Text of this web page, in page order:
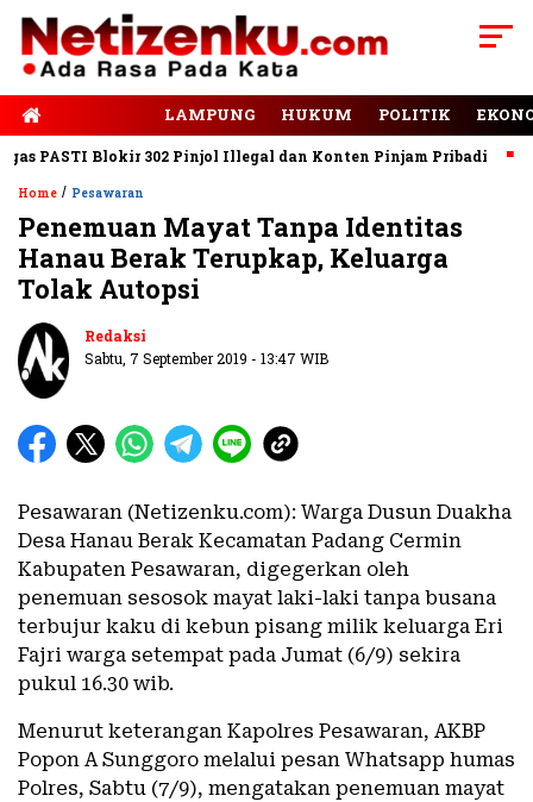
LAMPUNG HUKUM POLITIK
PASTI Blokir 302 Pinjol Illegal dan Konten Pinjam Pribadi
Home / Pesawaran
Penemuan Mayat Tanpa Identitas
Hanau Berak Terupkap, Keluarga
Tolak Autopsi
Redaksi
Sabtu, 7 September 2019 - 13:47 WIB
Pesawaran (Netizenku.com): Warga Dusun Duakha
Desa Hanau Berak Kecamatan Padang Cermin
Kabupaten Pesawaran, digegerkan oleh
penemuan sesosok mayat laki-laki tanpa busana
terbujur kaku di kebun pisang milik keluarga Eri
Fajri warga setempat pada Jumat (6/9) sekira
pukul 16.30 wib.
Menurut keterangan Kapolres Pesawaran, AKBP
Popon A Sunggoro melalui pesan Whatsapp humas
Polres, Sabtu (7/9), mengatakan penemuan mayat